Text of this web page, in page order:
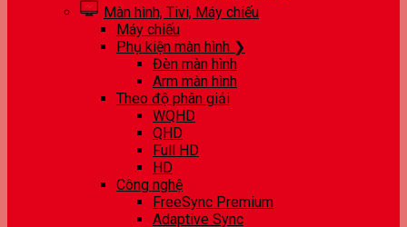
Màn hình, Tivi, Máy chiếu
Máy chiếu
Phụ kiện màn hình ❯
Đèn màn hình
Arm màn hình
Theo độ phân giải
WQHD
QHD
Full HD
HD
Công nghệ
FreeSync Premium
Adaptive Sync